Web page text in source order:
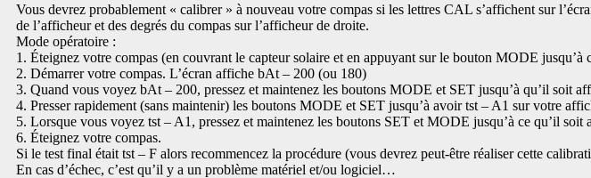
Vous devrez probablement « calibrer » à nouveau votre compas si les lettres CAL s’affichent sur
de l’afficheur et des degrés du compas sur l’afficheur de droite.
Mode opératoire :
1. Éteignez votre compas (en couvrant le capteur solaire et en appuyant sur le bouton MODE jusqu’à
2. Démarrer votre compas. L’écran affiche bAt – 200 (ou 180)
3. Quand vous voyez bAt – 200, pressez et maintenez les boutons MODE et SET jusqu’à qu’il soit
4. Presser rapidement (sans maintenir) les boutons MODE et SET jusqu’à avoir tst – A1 sur votre
5. Lorsque vous voyez tst – A1, pressez et maintenez les boutons SET et MODE jusqu’à ce qu’il soit
6. Éteignez votre compas.
Si le test final était tst – F alors recommencez la procédure (vous devrez peut-être réaliser cette
En cas d’échec, c’est qu’il y a un problème matériel et/ou logiciel…